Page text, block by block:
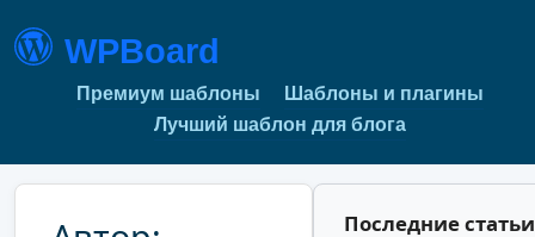
WPBoard
Премиум шаблоны
Шаблоны и плагины
Лучший шаблон для блога
Последние статьи